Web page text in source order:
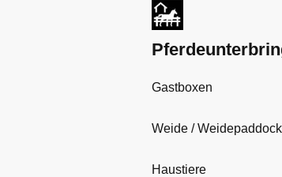
Gastboxen
Weide / Weidepaddock
Haustiere